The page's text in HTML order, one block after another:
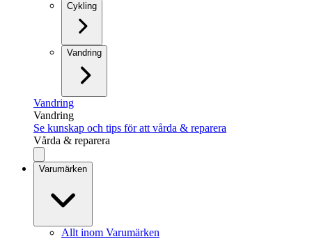
Cykling
Vandring
Vandring
Vandring
Se kunskap och tips för att vårda & reparera
Vårda & reparera
Varumärken
Allt inom Varumärken